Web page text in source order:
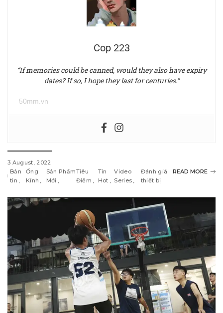
Cop 223
“If memories could be canned, would they also have expiry
dates? If so, I hope they last for centuries.”
50mm.vn
3 August, 2022
Bản
tin
Ống
Kính
Sản Phẩm
Mới
Tiêu
Điểm
Tin
Hot
Video
Series
Đánh giá
thiết bị
READ MORE